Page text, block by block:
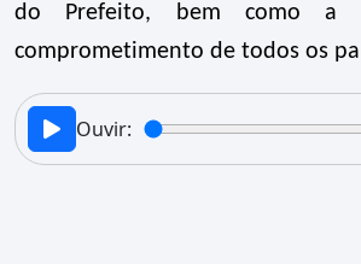
do Prefeito, bem como a
comprometimento de todos os
Ouvir: